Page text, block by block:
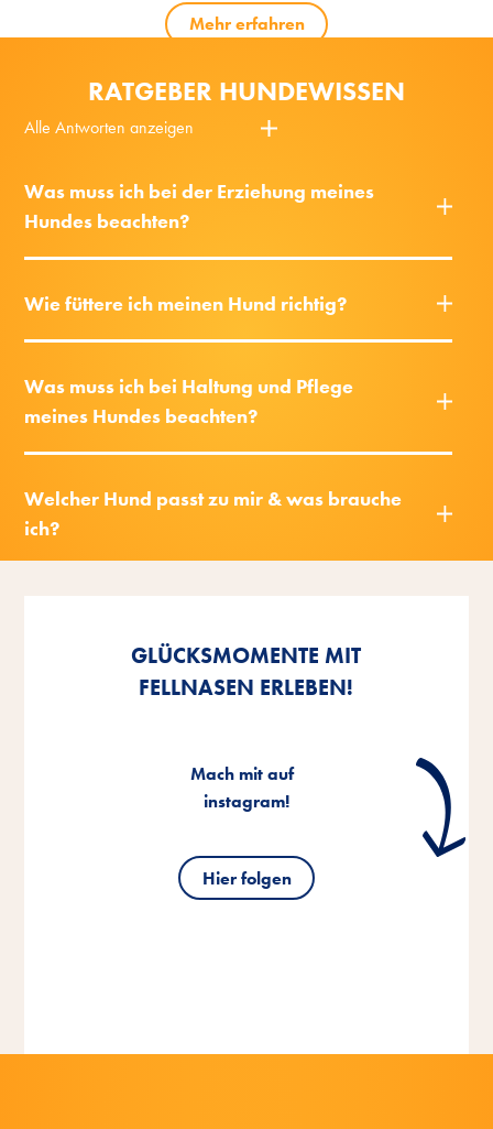
Mehr erfahren
RATGEBER HUNDEWISSEN
Alle Antworten anzeigen
Was muss ich bei der Erziehung meines
Hundes beachten?
Wie füttere ich meinen Hund richtig?
Was muss ich bei Haltung und Pflege
meines Hundes beachten?
Welcher Hund passt zu mir & was brauche
ich?
GLÜCKSMOMENTE MIT
FELLNASEN ERLEBEN!
Mach mit auf
instagram!
Hier folgen